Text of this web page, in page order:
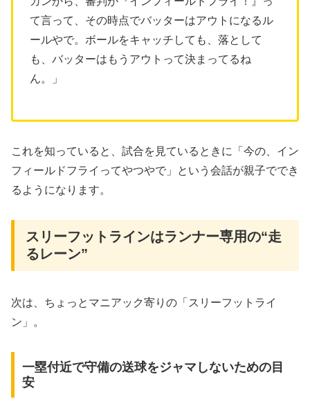
て言って、その時点でバッターはアウトになるル
ールやで。ボールをキャッチしても、落として
も、バッターはもうアウトって決まってるね
ん。」
これを知っていると、試合を見ているときに「今の、イン
フィールドフライってやつやで」という会話が親子ででき
るようになります。
スリーフットラインはランナー専用の“走
るレーン”
次は、ちょっとマニアック寄りの「スリーフットライ
ン」。
一塁付近で守備の送球をジャマしないための目
安